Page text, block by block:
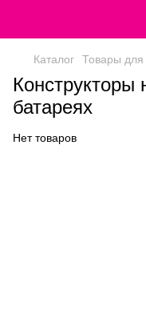
Каталог Товары для
Конструкторы
батареях
Нет товаров